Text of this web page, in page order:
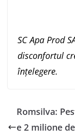
SC Apa Prod
disconfortul
înțelegere.
Romsilva:
e 2 milione